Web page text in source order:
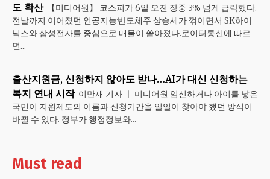
도 확산
【미디어원】 코스피가 6일 오전 장중 3% 넘게 급락했다.
전날까지 이어졌던 인공지능·반도체주 상승세가 꺾이면서 SK하이
닉스와 삼성전자를 중심으로 매물이 쏟아졌다.로이터통신에 따르
면...
출산지원금, 신청하지 않아도 받나…AI가 대신 신청하는
복지 연내 시작 이만재 기자 ㅣ 미디어원 임신하거나 아이를 낳은
국민이 지원제도의 이름과 신청기간을 일일이 찾아야 했던 방식이
바뀔 수 있다. 정부가 행정정보와...
Must read